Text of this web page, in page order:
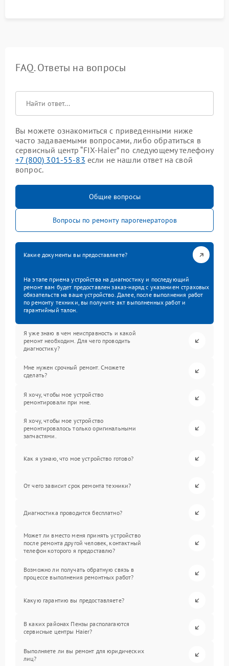
FAQ. Ответы на вопросы
Вы можете ознакомиться с приведенными ниже
часто задаваемыми вопросами, либо обратиться в
сервисный центр “FIX-Haier” по следующему телефону
+7 (800) 301-55-83 если не нашли ответ на свой
вопрос.
Общие вопросы
Вопросы по ремонту парогенераторов
Какие документы вы предоставляете?
На этапе приема устройства на диагностику и последующий
ремонт вам будет предоставлен заказ-наряд с указанием страховых
обязательств на ваше устройство. Далее, после выполнения работ
по ремонту техники, вы получите акт выполненных работ и
гарантийный талон.
Я уже знаю в чем неисправность и какой
ремонт необходим. Для чего проводить
диагностику?
Мне нужен срочный ремонт. Сможете
сделать?
Я хочу, чтобы мое устройство
ремонтировали при мне.
Я хочу, чтобы мое устройство
ремонтировалось только оригинальными
запчастями.
Как я узнаю, что мое устройство готово?
От чего зависит срок ремонта техники?
Диагностика проводится бесплатно?
Может ли вместо меня принять устройство
после ремонта другой человек, контактный
телефон которого я предоставлю?
Возможно ли получать обратную связь в
процессе выполнения ремонтных работ?
Какую гарантию вы предоставляете?
В каких районах Пензы располагаются
сервисные центры Haier?
Выполняете ли вы ремонт для юридических
лиц?